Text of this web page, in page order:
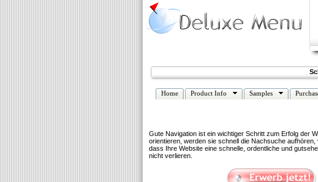
Home Product Info Samples
Gute Navigation ist ein wichtiger Schritt zum Erfolg der
orientieren, werden sie schnell die Nachsuche
dass Ihre Website eine schnelle, ordentliche und
nicht verlieren.